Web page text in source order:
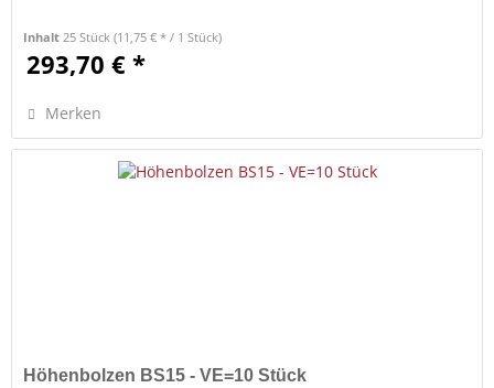
Inhalt 25 Stück(11,75 € * / 1 Stück)
293,70 € *
Merken
Höhenbolzen BS15 - VE=10 Stück